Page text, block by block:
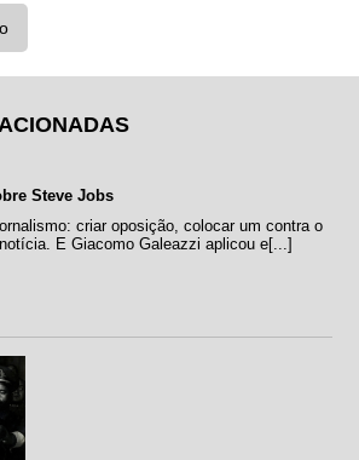
Steve Jobs
criar oposição, colocar um contra o
E Giacomo Galeazzi aplicou e[...]